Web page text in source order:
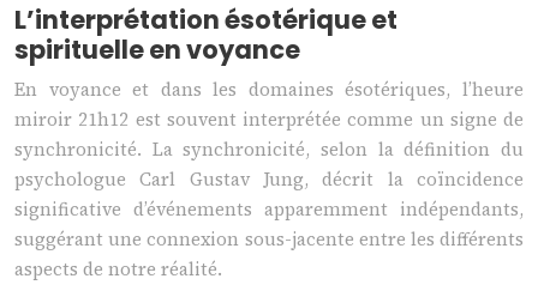
L’interprétation ésotérique et
spirituelle en voyance
En voyance et dans les domaines ésotériques, l’heure
miroir 21h12 est souvent interprétée comme un signe de
synchronicité. La synchronicité, selon la définition du
psychologue Carl Gustav Jung, décrit la coïncidence
significative d’événements apparemment indépendants,
suggérant une connexion sous-jacente entre les différents
aspects de notre réalité.